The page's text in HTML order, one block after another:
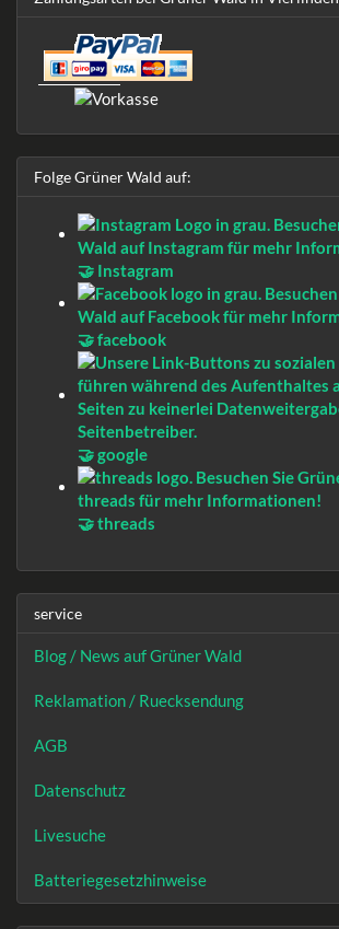
Folge Grüner Wald auf:
🤝 Instagram
🤝 facebook
🤝 google
🤝 threads
service
Blog / News auf Grüner Wald
Reklamation / Ruecksendung
AGB
Datenschutz
Livesuche
Batteriegesetzhinweise